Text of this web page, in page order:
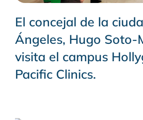
El concejal de la
Ángeles, Hugo Soto-
visita el campus
Pacific Clinics.